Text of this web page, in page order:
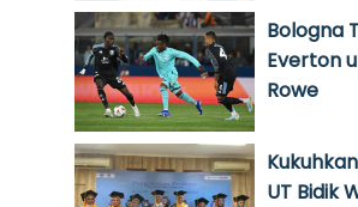
Bologna
Everton
Rowe
UT Bidik